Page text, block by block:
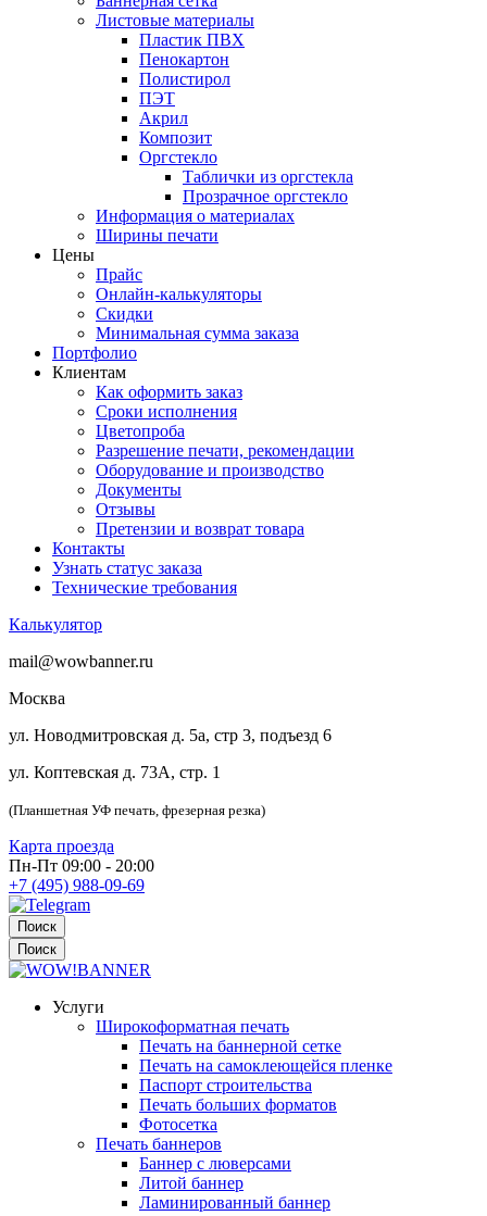
Листовые материалы
Пластик ПВХ
Пенокартон
Полистирол
ПЭТ
Акрил
Композит
Оргстекло
Таблички из оргстекла
Прозрачное оргстекло
Информация о материалах
Ширины печати
Цены
Прайс
Онлайн-калькуляторы
Скидки
Минимальная сумма заказа
Портфолио
Клиентам
Как оформить заказ
Сроки исполнения
Цветопроба
Разрешение печати, рекомендации
Оборудование и производство
Документы
Отзывы
Претензии и возврат товара
Контакты
Узнать статус заказа
Технические требования
Калькулятор
mail@wowbanner.ru
Москва
ул. Новодмитровская д. 5а, стр 3, подъезд 6
ул. Коптевская д. 73А, стр. 1
(Планшетная УФ печать, фрезерная резка)
Карта проезда
Пн-Пт 09:00 - 20:00
+7 (495) 988-09-69
Поиск
Поиск
Услуги
Широкоформатная печать
Печать на баннерной сетке
Печать на самоклеющейся пленке
Паспорт строительства
Печать больших форматов
Фотосетка
Печать баннеров
Баннер с люверсами
Литой баннер
Ламинированный баннер